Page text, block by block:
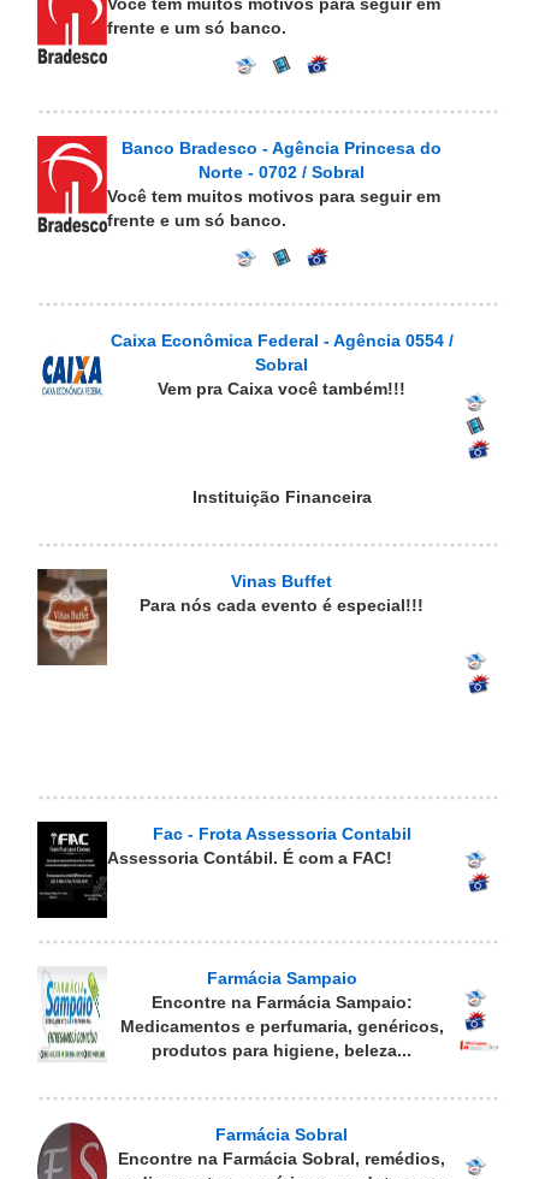
frente e um só banco.
Banco Bradesco - Agência Princesa do
Norte - 0702 / Sobral
Você tem muitos motivos para seguir em
frente e um só banco.
Caixa Econômica Federal - Agência 0554 /
Sobral
Vem pra Caixa você também!!!
Instituição Financeira
Vinas Buffet
Para nós cada evento é especial!!!
Fac - Frota Assessoria Contabil
Assessoria Contábil. É com a FAC!
Farmácia Sampaio
Encontre na Farmácia Sampaio:
Medicamentos e perfumaria, genéricos,
produtos para higiene, beleza...
Farmácia Sobral
Encontre na Farmácia Sobral, remédios,